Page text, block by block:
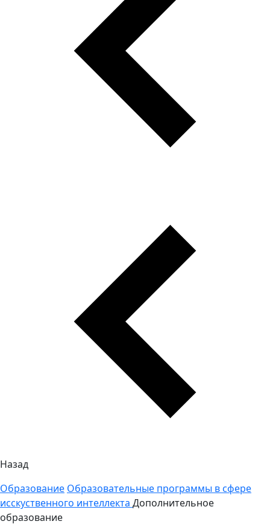
Назад
Образование Образовательные программы в сфере
исскуственного интеллекта Дополнительное
образование